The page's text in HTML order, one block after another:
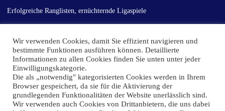
Erfolgreiche Ranglisten, ernüchternde Ligaspiele
Gemischter Rückrundenstart
Vereinsmeisterschaft der Erwachsenen ein voller Erfolg
Hinrunden-Fazit!
Präsentiert vonKahuna&WordPress.
Wir verwenden Cookies, damit Sie effizient navigieren und
bestimmte Funktionen ausführen können. Detaillierte
Informationen zu allen Cookies finden Sie unten unter jeder
Einwilligungskategorie.
Die als „notwendig" kategorisierten Cookies werden in Ihrem
Browser gespeichert, da sie für die Aktivierung der
grundlegenden Funktionalitäten der Website unerlässlich sind.
Wir verwenden auch Cookies von Drittanbietern, die uns dabei